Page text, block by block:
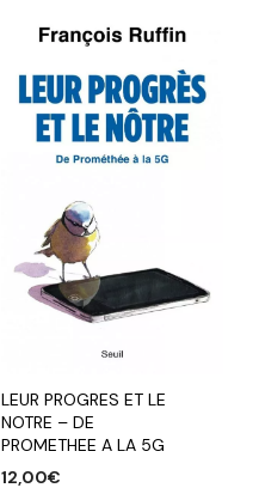
LEUR PROGRES ET LE
NOTRE – DE
PROMETHEE A LA 5G
12,00€